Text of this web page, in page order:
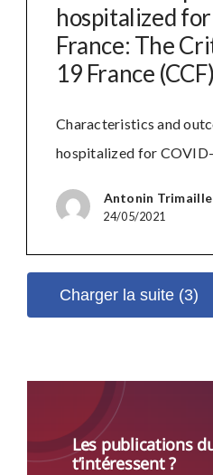
hospitalized
France: The
19 France
Characteristics and
hospitalized for COVID-
Antonin Trimaille
24/05/2021
Charger la suite (3)
Les publications
t’intéressent ?